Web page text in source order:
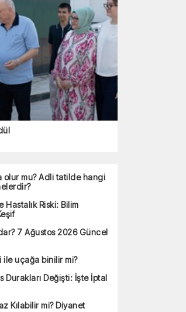
olur mu? Adli tatilde hangi
Hastalık Riski: Bilim
7 Ağustos 2026 Güncel
uçağa binilir mi?
Durakları Değişti: İşte İptal
Kılabilir mi? Diyanet